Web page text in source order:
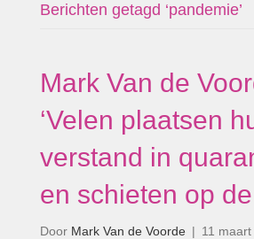
Berichten getagd ‘pandemie’
Mark Van de
‘Velen plaatsen
verstand in
en schieten op de
Door Mark Van de Voorde | 11